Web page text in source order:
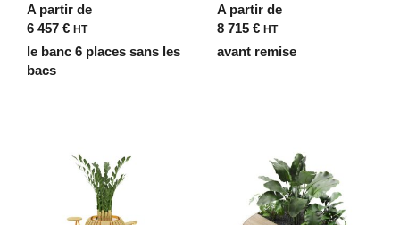
ondulé végétalisé 6
places pour zones
d’attente galerie
commerciale
A partir de
6 457 € HT
le banc 6 places sans les
bacs
inclusive en bois
végétalisé
PMR/personnes âgées –
A partir de
8 715 € HT
avant remise